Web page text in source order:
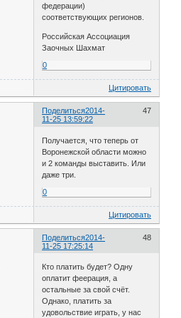
федерации)
соответствующих регионов.
Российская Ассоциация
Заочных Шахмат
0
Цитировать
Поделиться 47
2014-
11-25 13:59:22
Получается, что теперь от
Воронежской области можно
и 2 команды выставить. Или
даже три.
0
Цитировать
Поделиться 48
2014-
11-25 17:25:14
Кто платить будет? Одну
оплатит феерация, а
остальные за свой счёт.
Однако, платить за
удовольствие играть, у нас